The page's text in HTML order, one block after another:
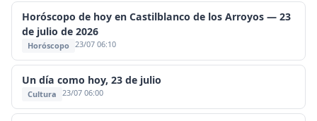
Horóscopo de hoy en Castilblanco de los Arroyos — 23
de julio de 2026
Horóscopo 23/07 06:10
Un día como hoy, 23 de julio
Cultura 23/07 06:00